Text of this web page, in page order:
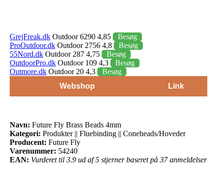
GrejFreak.dk Outdoor 6290 4,85
Besøg
ProOutdoor.dk Outdoor 2756 4,8
Besøg
55Nord.dk Outdoor 287 4,75
Besøg
OutdoorPro.dk Outdoor 109 4,3
Besøg
Outmore.dk Outdoor 20 4,3
Besøg
Webshop
Link
Navn: Future Fly Brass Beads 4mm
Kategori: Produkter || Fluebinding || Coneheads/Hoveder
Producent: Future Fly
Varenummer: 54240
EAN: Vurderet til 3.9 ud af 5 stjerner baseret på 37 anmeldelser